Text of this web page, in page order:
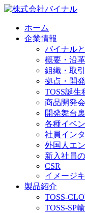
ホーム
企業情報
バイナル
概要・沿革
組織・取
拠点・開
TOSS誕生
商品開発
開発舞台裏
各種イベ
社員イン
外国人エ
新入社員
CSR
イメージ
製品紹介
TOSS-
TOSS-SP